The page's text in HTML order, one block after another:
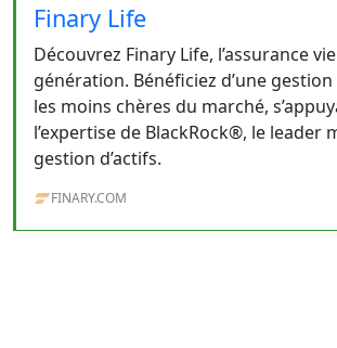
Finary Life
Découvrez Finary Life, l’assurance
génération. Bénéficiez d’une
les moins chères du marché,
l’expertise de BlackRock®, le leader
gestion d’actifs.
FINARY.COM